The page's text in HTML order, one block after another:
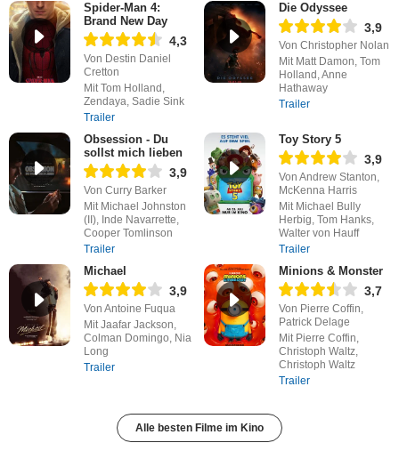
Spider-Man 4:
Brand New Day
4,3
Von Destin Daniel
Cretton
Mit Tom Holland,
Zendaya, Sadie Sink
Trailer
Die Odyssee
3,9
Von Christopher Nolan
Mit Matt Damon, Tom
Holland, Anne
Hathaway
Trailer
Obsession - Du
sollst mich lieben
3,9
Von Curry Barker
Mit Michael Johnston
(II), Inde Navarrette,
Cooper Tomlinson
Trailer
Toy Story 5
3,9
Von Andrew Stanton,
McKenna Harris
Mit Michael Bully
Herbig, Tom Hanks,
Walter von Hauff
Trailer
Michael
3,9
Von Antoine Fuqua
Mit Jaafar Jackson,
Colman Domingo, Nia
Long
Trailer
Minions & Monster
3,7
Von Pierre Coffin,
Patrick Delage
Mit Pierre Coffin,
Christoph Waltz,
Christoph Waltz
Trailer
Alle besten Filme im Kino